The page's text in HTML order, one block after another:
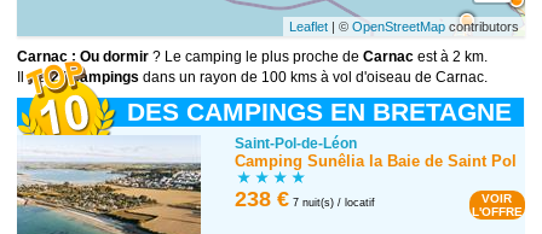
Leaflet| © OpenStreetMapcontributors
Carnac : Ou dormir ? Le camping le plus proche deCarnac est à 2 km.
Il y a25 campings dans un rayon de 100 kms à vol d'oiseau de Carnac.
DES CAMPINGS EN BRETAGNE
Saint-Pol-de-Léon
Camping Sunêlia la Baie de Saint Pol
238 € 7 nuit(s) / locatif
VOIR
L'OFFRE